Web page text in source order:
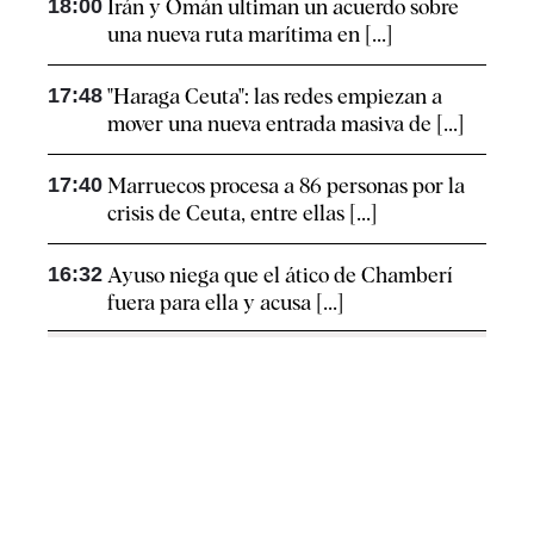
18:00 Irán y Omán ultiman un acuerdo sobre
una nueva ruta marítima en [...]
17:48 "Haraga Ceuta": las redes empiezan a
mover una nueva entrada masiva de [...]
17:40 Marruecos procesa a 86 personas por la
crisis de Ceuta, entre ellas [...]
16:32 Ayuso niega que el ático de Chamberí
fuera para ella y acusa [...]